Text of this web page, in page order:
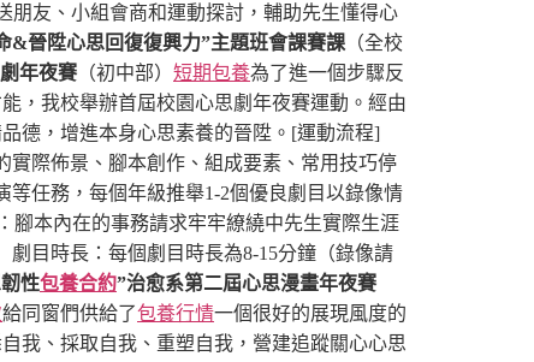
朋友、小組會商和運動探討，輔助先生懂得心
&晉陞心思回復復興力”主題班會課賽課 （全校
年夜賽 （初中部） 短期包養為了進一個步驟反
，我校舉辦首屆校園心思劇年夜賽運動。經由
德，增進本身心思素養的晉陞。 [運動流程]
際佈景、腳本創作、組成要素、常用技巧停
等任務，每個年級推舉1-2個優良劇目以錄像情
腳本內在的事務請求牢牢繚繞中先生實際生涯
劇目時長：每個劇目時長為8-15分鐘（錄像請
性包養合約”治愈系第二屆心思漫畫年夜賽
給同窗們供給了包養行情一個很好的展現風度的
我、採取自我、重塑自我，營建追蹤關心心思